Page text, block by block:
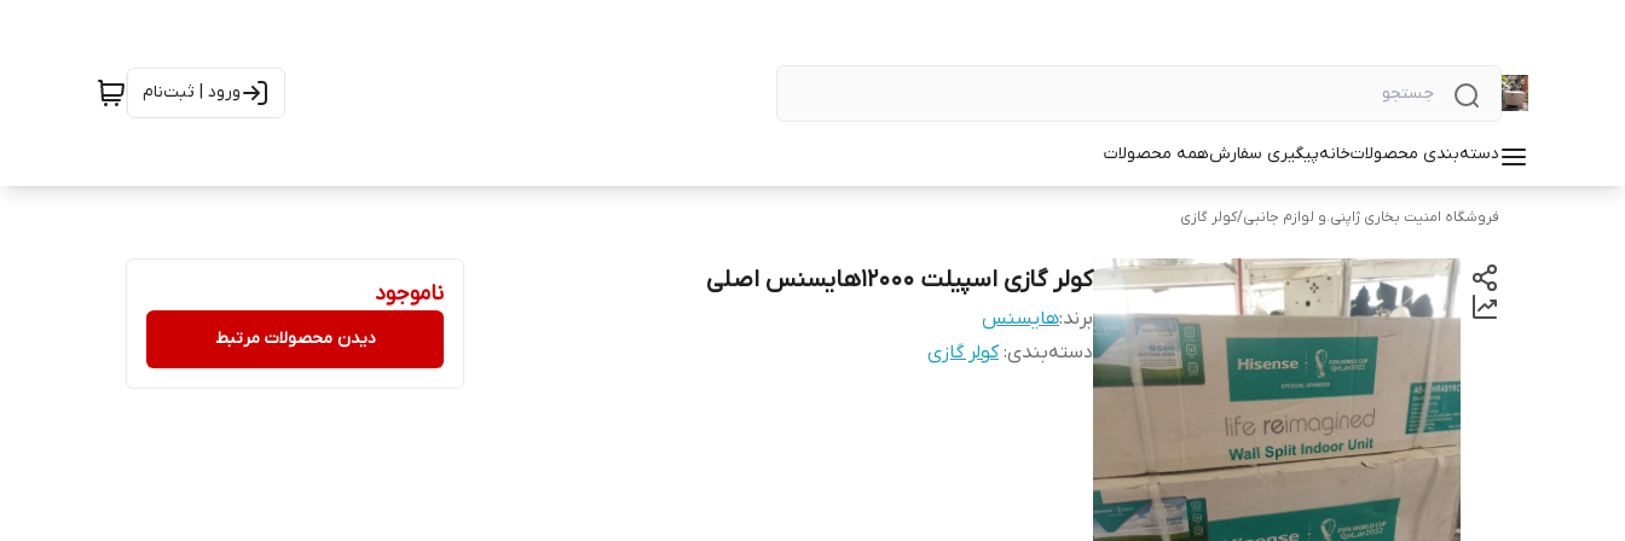
ورود | ثبت‌نام
دسته‌بندی محصولاتخانهپیگیری سفارشهمه محصولات
فروشگاه امنیت بخاری ژاپنی.و لوازم جانبی/کولر گازی
کولر گازی اسپیلت 12000هایسنس اصلی
برند:هایسنس
دسته‌بندی:کولر گازی
ناموجود
دیدن محصولات مرتبط